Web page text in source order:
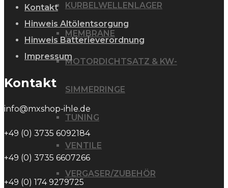
KURBELWELLENLAGER
MEMBRANE
MOTORDICHTSATZ & KW-
SIMMERRINGE
TUNING
VENTILE
VERGASER/ZUBEHÖR
Kontakt
Hinweis Altölentsorgung
Hinweis Batterieverordnung
Impressum
Kontakt
info@mxshop-ihle.de
+49 (0) 3735 6092184
+49 (0) 3735 6607266
+49 (0) 174 9279725